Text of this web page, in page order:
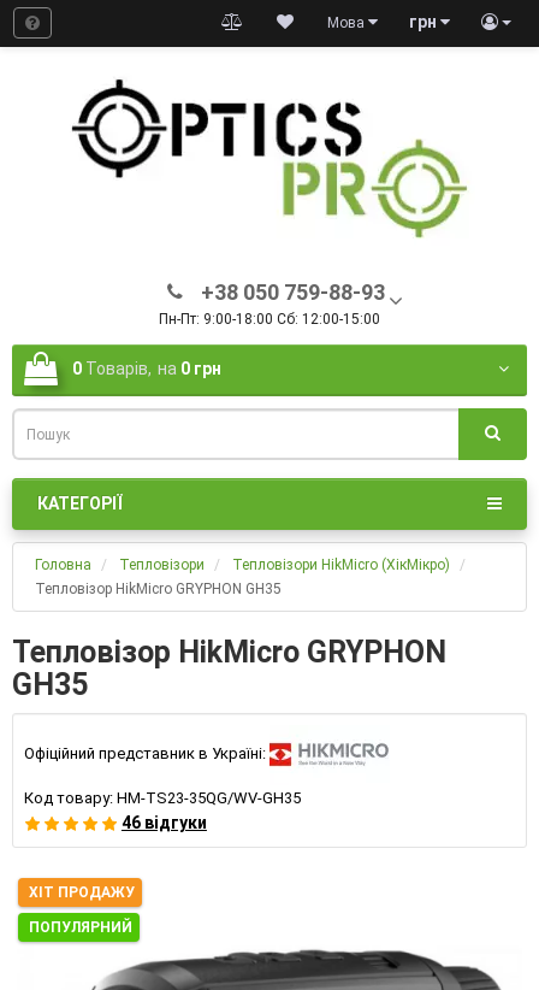
грн
Мова
+38 050 759-88-93
Пн-Пт: 9:00-18:00 Сб: 12:00-15:00
0 Товарів, на 0 грн
КАТЕГОРІЇ
Головна Тепловізори
Тепловізори HikMicro (ХікМікро)
Тепловізор HikMicro GRYPHON GH35
Тепловізор HikMicro GRYPHON
GH35
Офіційний представник в Україні:
Код товару: HM-TS23-35QG/WV-GH35
46 відгуки
ХІТ ПРОДАЖУ
ПОПУЛЯРНИЙ